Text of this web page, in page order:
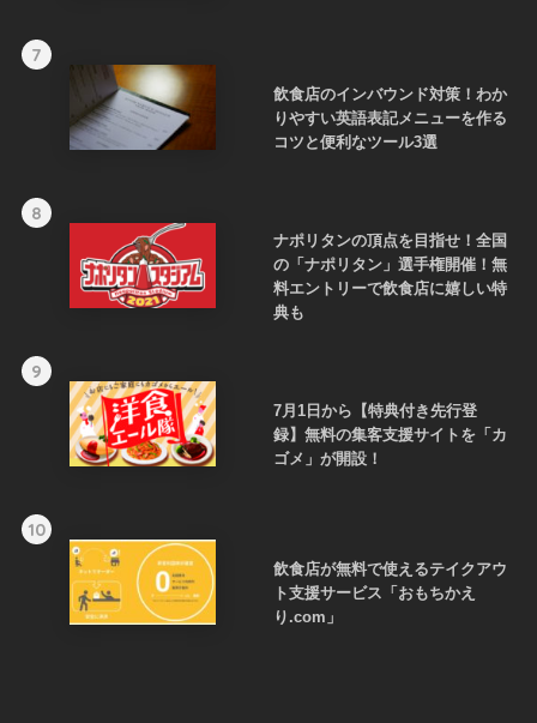
7
飲食店のインバウンド対策！わか
りやすい英語表記メニューを作る
コツと便利なツール3選
8
ナポリタンの頂点を目指せ！全国
の「ナポリタン」選手権開催！無
料エントリーで飲食店に嬉しい特
典も
9
7月1日から【特典付き先行登
録】無料の集客支援サイトを「カ
ゴメ」が開設！
10
飲食店が無料で使えるテイクアウ
ト支援サービス「おもちかえ
り.com」